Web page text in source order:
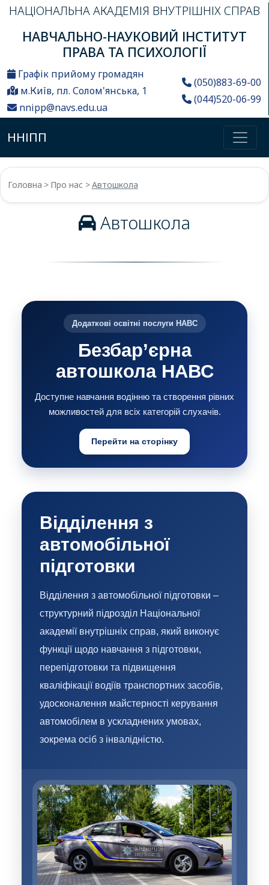
НАЦІОНАЛЬНА АКАДЕМІЯ ВНУТРІШНІХ СПРАВ
НАВЧАЛЬНО-НАУКОВИЙ ІНСТИТУТ
ПРАВА ТА ПСИХОЛОГІЇ
Графік прийому громадян
м.Київ, пл. Солом'янська, 1
nnipp@navs.edu.ua
(050)883-69-00
(044)520-06-99
ННІПП
Головна Про нас Автошкола
Автошкола
Додаткові освітні послуги НАВС
Безбар’єрна
автошкола НАВС
Доступне навчання водінню та створення рівних
можливостей для всіх категорій слухачів.
Перейти на сторінку
Відділення з
автомобільної
підготовки
Відділення з автомобільної підготовки –
структурний підрозділ Національної
академії внутрішніх справ, який виконує
функції щодо навчання з підготовки,
перепідготовки та підвищення
кваліфікації водіїв транспортних засобів,
удосконалення майстерності керування
автомобілем в ускладнених умовах,
зокрема осіб з інвалідністю.